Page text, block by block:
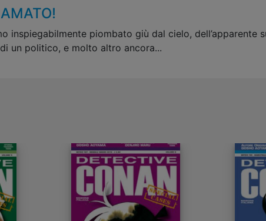
inspiegabilmente piombato giù dal cielo, dell’apparente
un politico, e molto altro ancora...